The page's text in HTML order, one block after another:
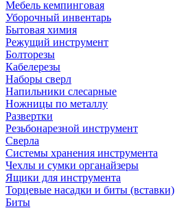
Мебель кемпинговая
Уборочный инвентарь
Бытовая химия
Режущий инструмент
Болторезы
Кабелерезы
Наборы сверл
Напильники слесарные
Ножницы по металлу
Развертки
Резьбонарезной инструмент
Сверла
Системы хранения инструмента
Чехлы и сумки органайзеры
Ящики для инструмента
Торцевые насадки и биты (вставки)
Биты